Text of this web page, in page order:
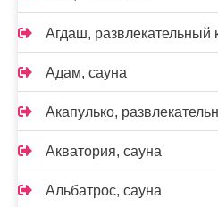
Агдаш, развлекательный
Адам, сауна
Акапулько,
Акватория, сауна
Альбатрос, сауна